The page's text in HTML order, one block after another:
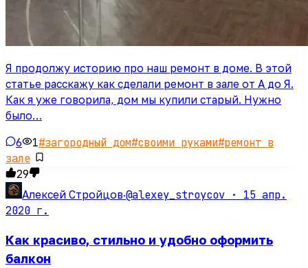
Я продолжу историю про наш ремонт в доме. В этой
статье расскажу как сделали ремонт в зале от А до Я.
Как я уже говорила, дом мы купили старый. Нужно
было…
6 1#загородный дом#своими руками#ремонт в
зале
29
Алексей Стройцов·@alexey_stroycov · 15 апр.
2020 г.
Как красиво, стильно и удобно оформить
балкон